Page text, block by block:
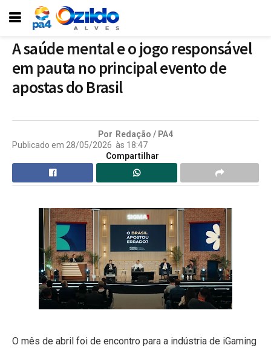
A saúde mental e o jogo responsável
em pauta no principal evento de
apostas do Brasil
Por Redação / PA4
Publicado em 28/05/2026 às 18:47
Compartilhar
O mês de abril foi de encontro para a indústria de iGaming